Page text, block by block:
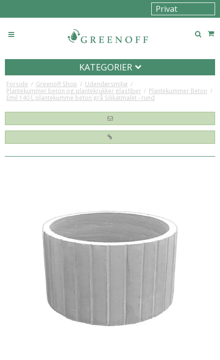
KATEGORIER
Forside / Greenoff Shop / Udendørsmiljø /
Plantekummer beton og plantekrukker glasfiber / Plantekummer Beton /
Emil 140 L plantekumme beton grå Silikatmalet - rund